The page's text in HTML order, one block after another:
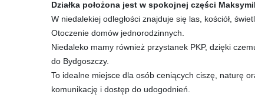
Działka położona jest w spokojnej części
W niedalekiej odległości znajduje się las, kościół,
Otoczenie domów jednorodzinnych.
Niedaleko mamy również przystanek PKP, dzięki
do Bydgoszczy.
To idealne miejsce dla osób ceniących ciszę, naturę
komunikację i dostęp do udogodnień.